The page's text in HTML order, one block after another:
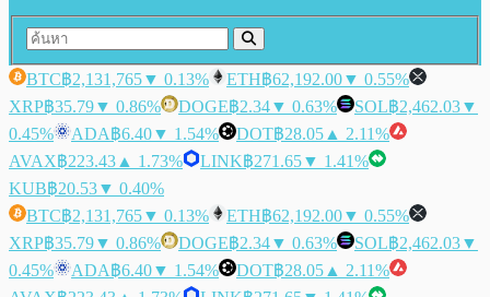
BTC฿2,131,765▼ 0.13% ETH฿62,192.00▼ 0.55%
XRP฿35.79▼ 0.86% DOGE฿2.34▼ 0.63% SOL฿2,462.03▼
0.45%
ADA฿6.40▼ 1.54% DOT฿28.05 ▲ 2.11%
AVAX฿223.43 ▲ 1.73% LINK฿271.65▼ 1.41%
KUB฿20.53▼ 0.40%
BTC฿2,131,765▼ 0.13% ETH฿62,192.00▼ 0.55%
XRP฿35.79▼ 0.86% DOGE฿2.34▼ 0.63% SOL฿2,462.03▼
0.45%
ADA฿6.40▼ 1.54% DOT฿28.05 ▲ 2.11%